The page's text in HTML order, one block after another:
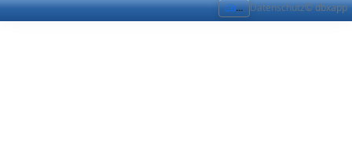
Bitte melden Sie sich an, um Ihre Kontaktanfragen zu
... Datenschutz© dbxapp